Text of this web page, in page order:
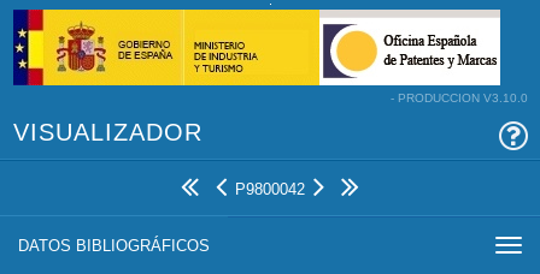
VISUALIZADOR
- PRODUCCION V3.10.0
P9800042
DATOS BIBLIOGRÁFICOS